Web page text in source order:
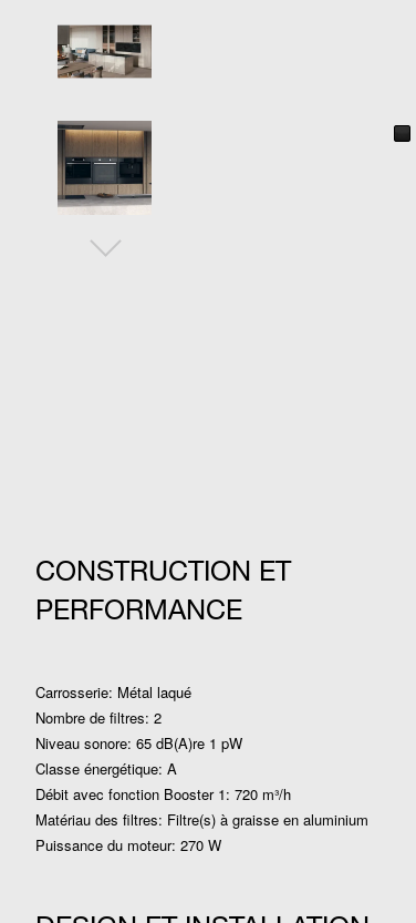
CONSTRUCTION ET
PERFORMANCE
Carrosserie: Métal laqué
Nombre de filtres: 2
Niveau sonore: 65 dB(A)re 1 pW
Classe énergétique: A
Débit avec fonction Booster 1: 720 m³/h
Matériau des filtres: Filtre(s) à graisse en aluminium
Puissance du moteur: 270 W